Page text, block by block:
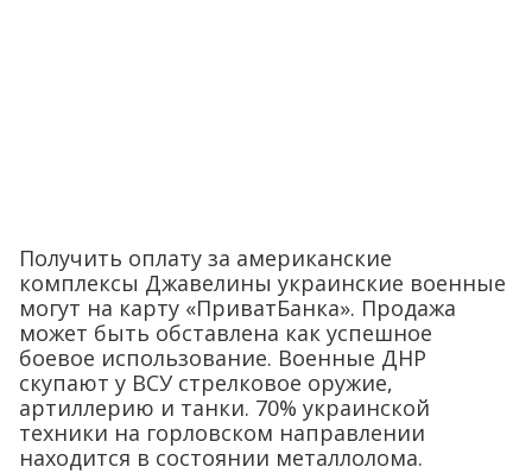
Получить оплату за американские
комплексы Джавелины украинские военные
могут на карту «ПриватБанка». Продажа
может быть обставлена как успешное
боевое использование. Военные ДНР
скупают у ВСУ стрелковое оружие,
артиллерию и танки. 70% украинской
техники на горловском направлении
находится в состоянии металлолома.